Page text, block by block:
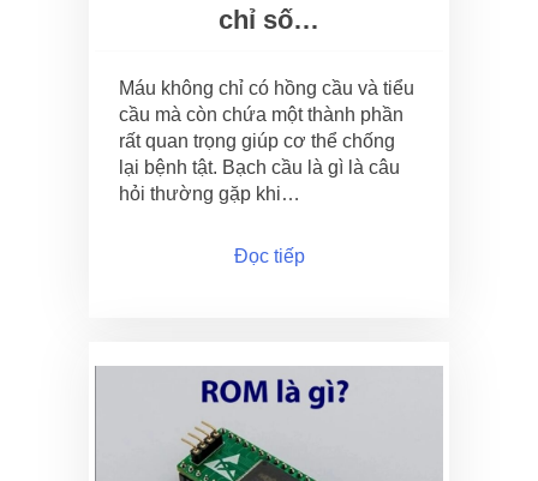
chỉ số…
Máu không chỉ có hồng cầu và tiểu
cầu mà còn chứa một thành phần
rất quan trọng giúp cơ thể chống
lại bệnh tật. Bạch cầu là gì là câu
hỏi thường gặp khi…
Đọc tiếp